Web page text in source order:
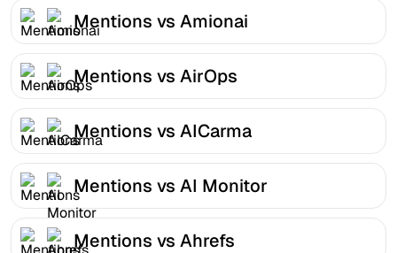
Mentions vs Amionai
Mentions vs AirOps
Mentions vs AICarma
Mentions vs AI Monitor
Mentions vs Ahrefs